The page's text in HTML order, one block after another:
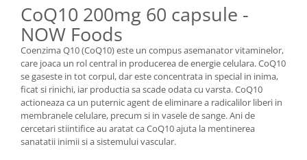
CoQ10 200mg 60 capsule -
NOW Foods
Coenzima Q10 (CoQ10) este un compus asemanator vitaminelor,
care joaca un rol central in producerea de energie celulara. CoQ10
se gaseste in tot corpul, dar este concentrata in special in inima,
ficat si rinichi, iar productia sa scade odata cu varsta. CoQ10
actioneaza ca un puternic agent de eliminare a radicalilor liberi in
membranele celulare, precum si in vasele de sange. Ani de
cercetari stiintifice au aratat ca CoQ10 ajuta la mentinerea
sanatatii inimii si a sistemului vascular.